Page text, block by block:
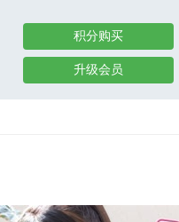
积分购买
升级会员